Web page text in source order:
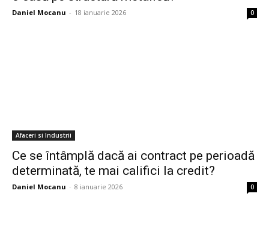
Daniel Mocanu - 18 ianuarie 2026 0
Afaceri si Industrii
Ce se întâmplă dacă ai contract pe perioadă
determinată, te mai califici la credit?
Daniel Mocanu - 8 ianuarie 2026 0